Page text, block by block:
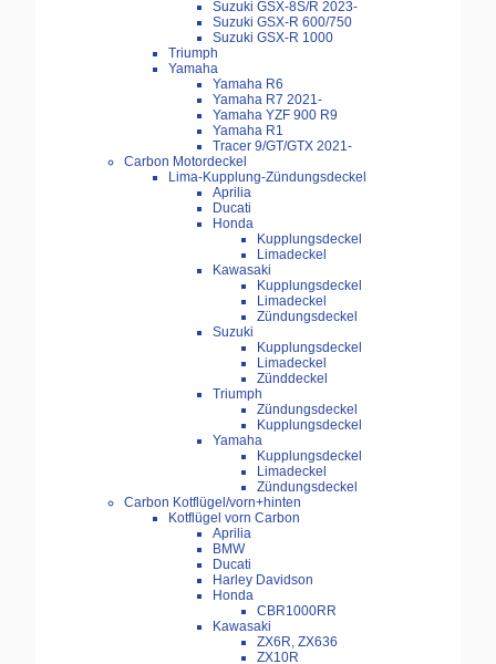
Suzuki GSX-8S/R 2023-
Suzuki GSX-R 600/750
Suzuki GSX-R 1000
Triumph
Yamaha
Yamaha R6
Yamaha R7 2021-
Yamaha YZF 900 R9
Yamaha R1
Tracer 9/GT/GTX 2021-
Carbon Motordeckel
Lima-Kupplung-Zündungsdeckel
Aprilia
Ducati
Honda
Kupplungsdeckel
Limadeckel
Kawasaki
Kupplungsdeckel
Limadeckel
Zündungsdeckel
Suzuki
Kupplungsdeckel
Limadeckel
Zünddeckel
Triumph
Zündungsdeckel
Kupplungsdeckel
Yamaha
Kupplungsdeckel
Limadeckel
Zündungsdeckel
Carbon Kotflügel/vorn+hinten
Kotflügel vorn Carbon
Aprilia
BMW
Ducati
Harley Davidson
Honda
CBR1000RR
Kawasaki
ZX6R, ZX636
ZX10R